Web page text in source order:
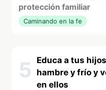
protección familiar
Caminando en la fe
5
Educa a tus
hambre y frío y
en ellos